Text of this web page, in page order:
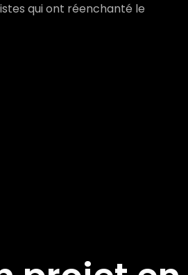
qui ont réenchanté le